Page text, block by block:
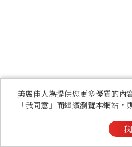
美麗佳人為提供您更多優質的內
「我同意」而繼續瀏覽本網站，